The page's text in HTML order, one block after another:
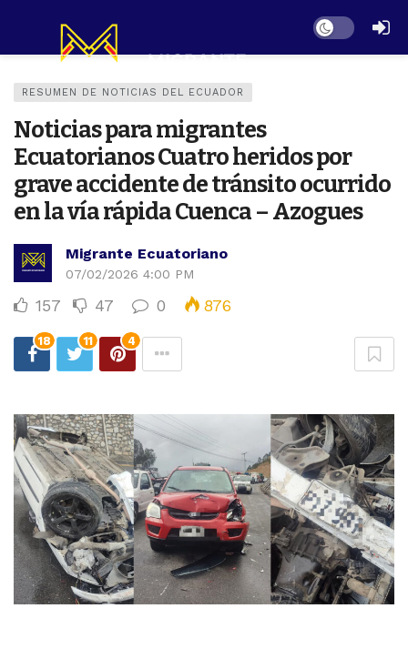
Dark mode
RESUMEN DE NOTICIAS DEL ECUADOR
Noticias para migrantes
Ecuatorianos Cuatro heridos por
grave accidente de tránsito ocurrido
en la vía rápida Cuenca – Azogues
Migrante Ecuatoriano
07/02/2026 4:00 PM
157 47 0 876
18 11 4